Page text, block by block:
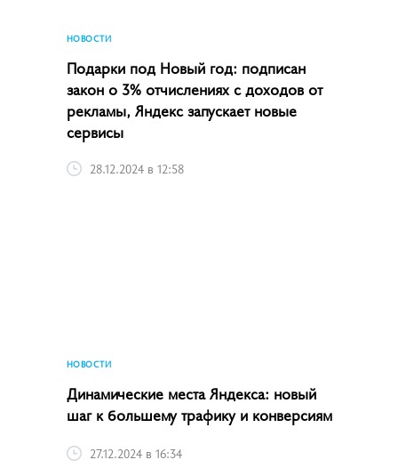
НОВОСТИ
Подарки под Новый год: подписан
закон о 3% отчислениях с доходов от
рекламы, Яндекс запускает новые
сервисы
28.12.2024 в 12:58
НОВОСТИ
Динамические места Яндекса: новый
шаг к большему трафику и конверсиям
27.12.2024 в 16:34